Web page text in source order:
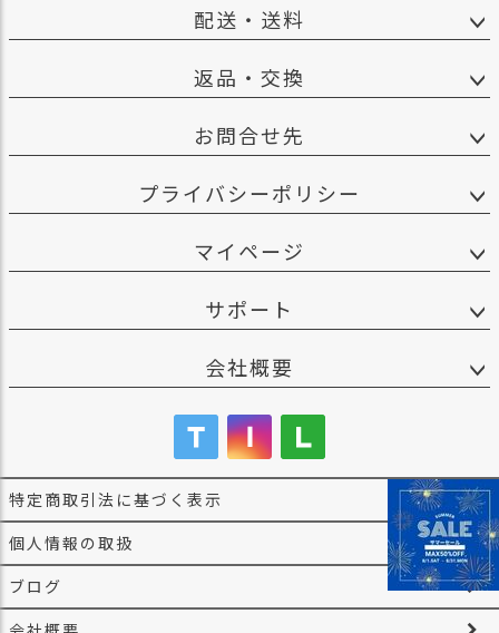
配送・送料
返品・交換
お問合せ先
プライバシーポリシー
マイページ
サポート
会社概要
特定商取引法に基づく表示
個人情報の取扱
ブログ